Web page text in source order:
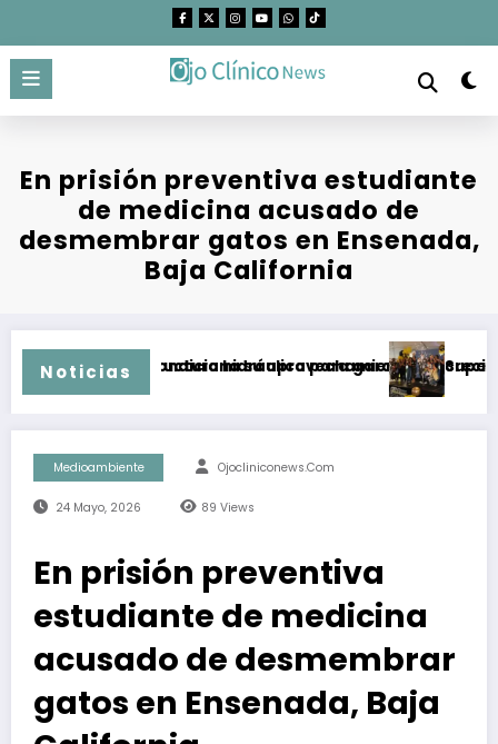
contenido
En prisión preventiva estudiante
de medicina acusado de
desmembrar gatos en Ensenada,
Baja California
Noticiascondiciona su aprovechamiento
infraestructura hidráulica para garantizar crecimiento
Supera
Medioambiente Ojocliniconews.com
24 Mayo, 2026 89 Views
En prisión preventiva
estudiante de medicina
acusado de desmembrar
gatos en Ensenada, Baja